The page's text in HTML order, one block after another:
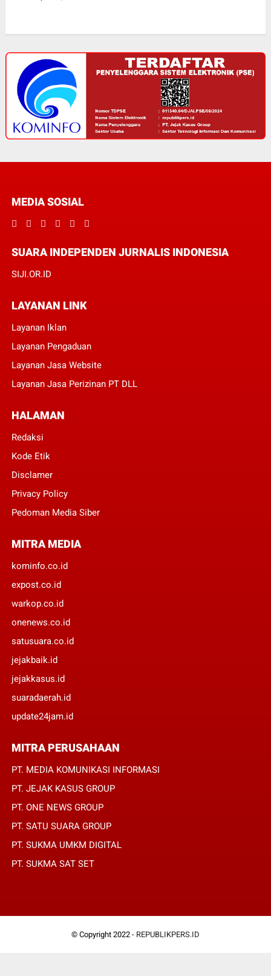
MEDIA SOSIAL
SUARA INDEPENDEN JURNALIS INDONESIA
SIJI.OR.ID
LAYANAN LINK
Layanan Iklan
Layanan Pengaduan
Layanan Jasa Website
Layanan Jasa Perizinan PT DLL
HALAMAN
Redaksi
Kode Etik
Disclamer
Privacy Policy
Pedoman Media Siber
MITRA MEDIA
kominfo.co.id
expost.co.id
warkop.co.id
onenews.co.id
satusuara.co.id
jejakbaik.id
jejakkasus.id
suaradaerah.id
update24jam.id
MITRA PERUSAHAAN
PT. MEDIA KOMUNIKASI INFORMASI
PT. JEJAK KASUS GROUP
PT. ONE NEWS GROUP
PT. SATU SUARA GROUP
PT. SUKMA UMKM DIGITAL
PT. SUKMA SAT SET
© Copyright 2022 - REPUBLIKPERS.ID